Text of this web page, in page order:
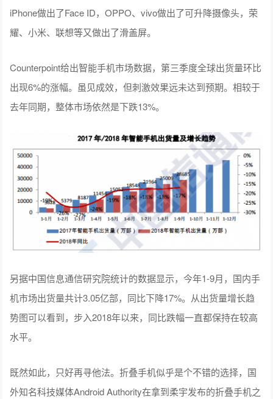
iPhone做出了Face ID，OPPO、vivo做出了可升降摄像头，荣
耀、小米、联想等又做出了滑盖屏。
Counterpoint给出智能手机市场数据，第三季度全球出货量环比
出现6%的涨幅。虽见成效，但刺激效果远未达到预期。相较于
去年同期，整体市场依然是下跌13%。
另据中国信息通信研究院统计的数据显示，今年1-9月，国内手
机市场出货量共计3.05亿部，同比下降17%。从出货量增长趋
势图可以看到，步入2018年以来，同比跌幅一直都保持在较高
水平。
既然如此，只好再寻他法。折叠手机似乎是个不错的选择，国
外知名科技媒体Android Authority在拿到柔宇发布的折叠手机之